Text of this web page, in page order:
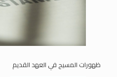
ظهورات المسيح في العهد القديم